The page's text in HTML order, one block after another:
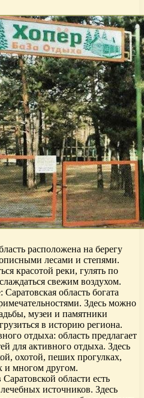
расположена на берегу
лесами и степями.
красотой реки, гулять по
свежим воздухом.
область богата
Здесь можно
музеи и памятники
в историю региона.
отдыха: область предлагает
для активного отдыха. Здесь
охотой, пеших прогулках,
и многом другом.
области есть
источников. Здесь